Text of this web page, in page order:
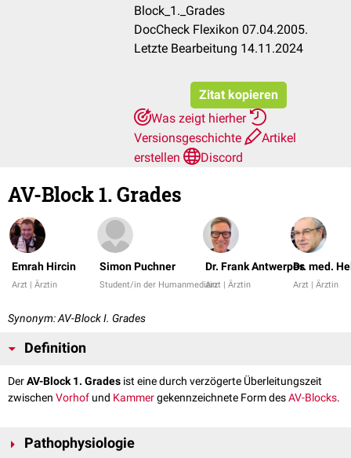
Block_1._Grades
DocCheck Flexikon 07.04.2005.
Letzte Bearbeitung 14.11.2024
Zitat kopieren
Was zeigt hierher
Versionsgeschichte
Artikel
erstellen
Discord
AV-Block 1. Grades
Emrah Hircin
Arzt | Ärztin
Simon Puchner
Student/in der Humanmedizin
Dr. Frank Antwerpes
Arzt | Ärztin
Dr. med.
Arzt | Ärztin
Synonym: AV-Block I. Grades
Definition
DerAV-Block 1. Grades ist eine durch verzögerte Überleitungszeit
zwischen Vorhof und Kammergekennzeichnete Form desAV-Blocks.
Pathophysiologie